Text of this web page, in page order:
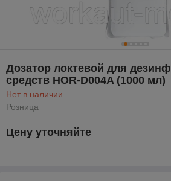
Дозатор локтевой для
средств HOR-D004A (1000 мл)
Нет в наличии
Розница
Цену уточняйте